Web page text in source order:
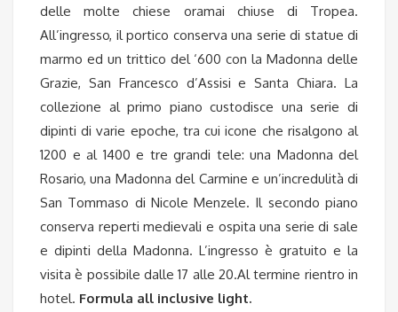
delle molte chiese oramai chiuse di Tropea.
All’ingresso, il portico conserva una serie di statue di
marmo ed un trittico del ‘600 con la Madonna delle
Grazie, San Francesco d’Assisi e Santa Chiara. La
collezione al primo piano custodisce una serie di
dipinti di varie epoche, tra cui icone che risalgono al
1200 e al 1400 e tre grandi tele: una Madonna del
Rosario, una Madonna del Carmine e un’incredulità di
San Tommaso di Nicole Menzele. Il secondo piano
conserva reperti medievali e ospita una serie di sale
e dipinti della Madonna. L’ingresso è gratuito e la
visita è possibile dalle 17 alle 20.Al termine rientro in
hotel. Formula all inclusive light.